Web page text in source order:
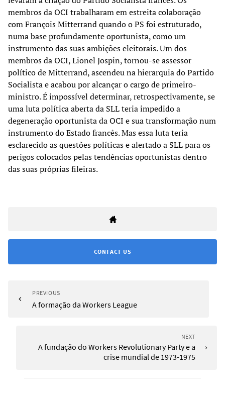
membros da OCI trabalharam em estreita colaboração
com François Mitterrand quando o PS foi estruturado,
numa base profundamente oportunista, como um
instrumento das suas ambições eleitorais. Um dos
membros da OCI, Lionel Jospin, tornou-se assessor
político de Mitterrand, ascendeu na hierarquia do Partido
Socialista e acabou por alcançar o cargo de primeiro-
ministro. É impossível determinar, retrospectivamente, se
uma luta política aberta da SLL teria impedido a
degeneração oportunista da OCI e sua transformação num
instrumento do Estado francês. Mas essa luta teria
esclarecido as questões políticas e alertado a SLL para os
perigos colocados pelas tendências oportunistas dentro
das suas próprias fileiras.
CONTACT US
PREVIOUS
A formação da Workers League
NEXT
A fundação do Workers Revolutionary Party e a
crise mundial de 1973-1975